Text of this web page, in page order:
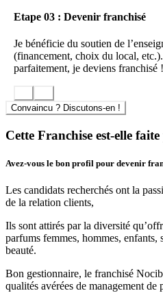
L’enseigne propose une carte de
personnalisés…) et une panoplie
parfums sur-mesure, emballages
express…
c’est
Groupe et de la force d’un réseau.
Nocibé, de sa puissance d’achat
fournisseurs), d’un plan marketing
et d’un accompagnement de
équipe dédiée à la franchise.
Etape 03 : Devenir franchisé
Je bénéficie du soutien de
(financement, choix du local,
parfaitement, je deviens franchisé !
Convaincu ? Discutons-en !
Cette Franchise est-elle
Avez-vous le bon profil pour devenir
Les candidats recherchés ont la
de la relation clients,
Ils sont attirés par la diversité
parfums femmes, hommes,
beauté.
Bon gestionnaire, le franchisé
qualités avérées de management de